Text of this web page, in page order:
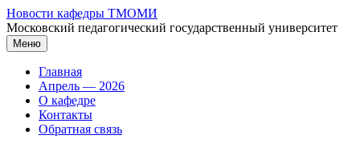
Перейти
к
содержимому
Новости кафедры ТМОМИ
Московский педагогический государственный университет
Меню
Главная
Апрель — 2026
О кафедре
Контакты
Обратная связь